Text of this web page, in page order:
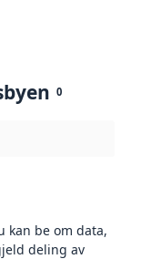
0
kan be om data,
deling av